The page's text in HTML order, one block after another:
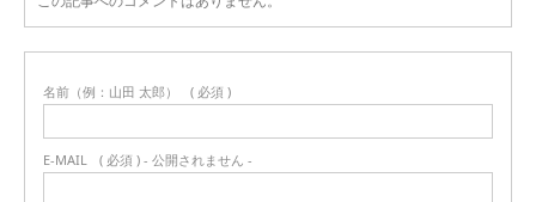
名前（例：山田 太郎） ( 必須 )
E-MAIL ( 必須 ) - 公開されません -